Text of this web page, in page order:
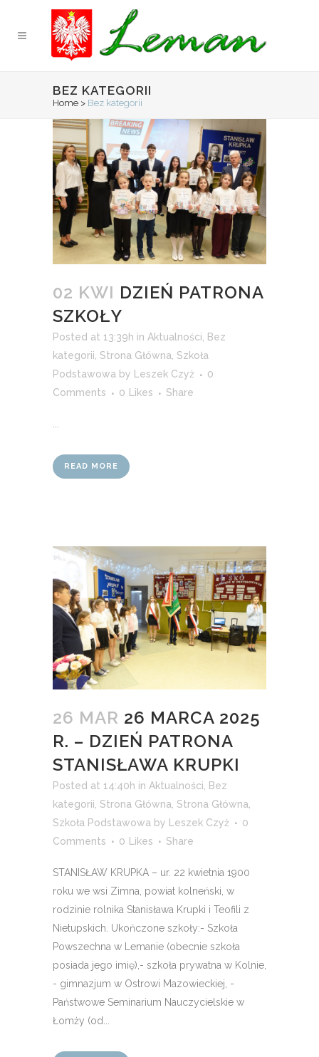
BEZ KATEGORII
Home > Bez kategorii
02 KWI DZIEŃ PATRONA
SZKOŁY
Posted at 13:39h in Aktualności, Bez
kategorii, Strona Główna, Szkoła
Podstawowa by Leszek Czyż
0
Comments
0 Likes Share
...
READ MORE
26 MAR 26 MARCA 2025
R. – DZIEŃ PATRONA
STANISŁAWA KRUPKI
Posted at 14:40h in Aktualności Bez
kategorii Strona Główna Strona Główna
Szkoła Podstawowa by Leszek Czyż
0
Comments
0 Likes Share
STANISŁAW KRUPKA – ur. 22 kwietnia 1900
roku we wsi Zimna, powiat kolneński, w
rodzinie rolnika Stanisława Krupki i Teofili z
Nietupskich. Ukończone szkoły:- Szkoła
Powszechna w Lemanie (obecnie szkoła
posiada jego imię),- szkoła prywatna w Kolnie,
- gimnazjum w Ostrowi Mazowieckiej, -
Państwowe Seminarium Nauczycielskie w
Łomży (od...